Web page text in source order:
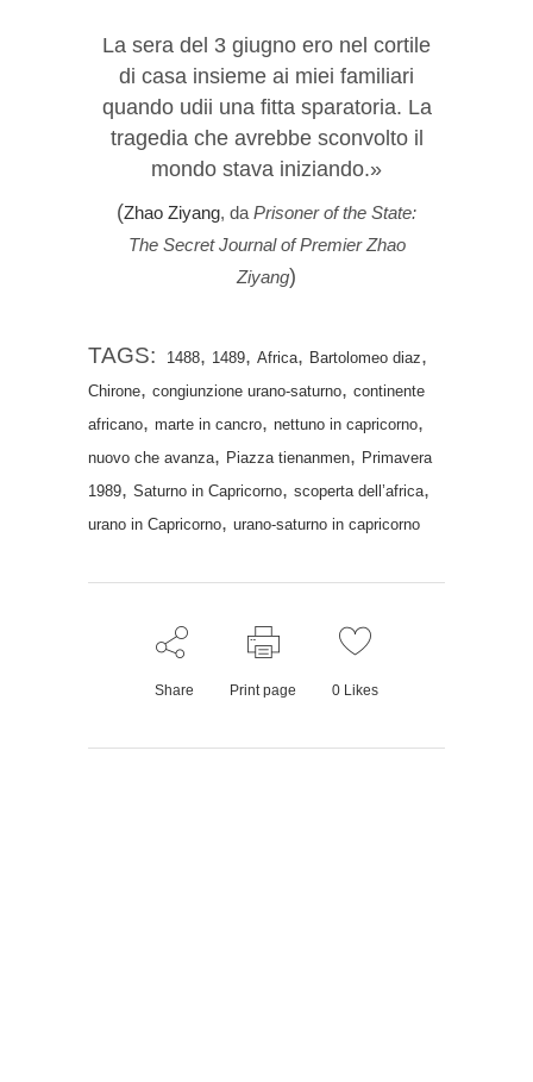
La sera del 3 giugno ero nel cortile
di casa insieme ai miei familiari
quando udii una fitta sparatoria. La
tragedia che avrebbe sconvolto il
mondo stava iniziando.»
(Zhao Ziyang, da Prisoner of the State:
The Secret Journal of Premier Zhao
Ziyang)
TAGS: 1488, 1489, Africa, Bartolomeo diaz,
Chirone, congiunzione urano-saturno, continente
africano, marte in cancro, nettuno in capricorno,
nuovo che avanza, Piazza tienanmen, Primavera
1989, Saturno in Capricorno, scoperta dell’africa,
urano in Capricorno, urano-saturno in capricorno
Share Print page 0 Likes